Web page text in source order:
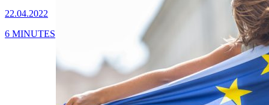
22.04.2022
6 MINUTES